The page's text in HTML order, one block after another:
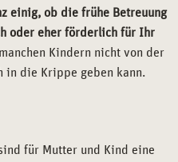
einig, ob die frühe Betreuung
oder eher förderlich für Ihr
Kindern nicht von der
in die Krippe geben kann.
für Mutter und Kind eine